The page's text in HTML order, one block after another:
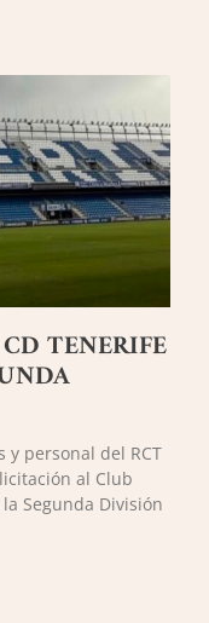
TENERIFE
y personal del RCT
al Club
Segunda División